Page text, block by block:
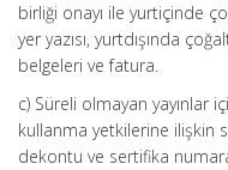
birliği onayı ile yurtiçinde
yer yazısı, yurtdışında
belgeleri ve fatura.
c) Süreli olmayan yayınlar
kullanma yetkilerine ilişkin
dekontu ve sertifika